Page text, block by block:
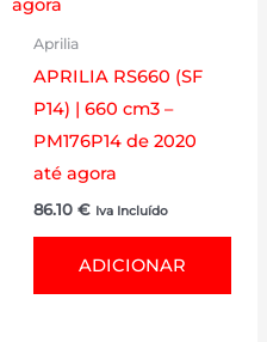
Aprilia
APRILIA RS660 (SF
P14) | 660 cm3 –
PM176P14 de 2020
até agora
86.10 € Iva Incluído
ADICIONAR